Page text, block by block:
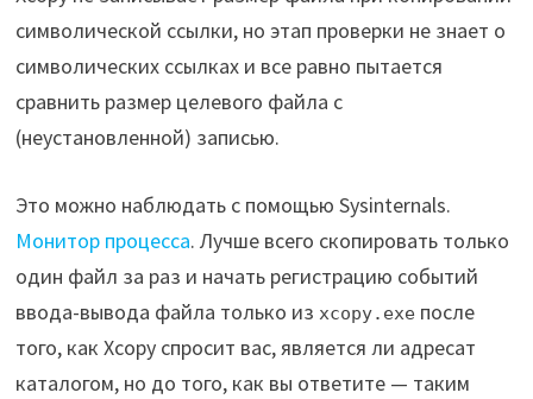
символической ссылки, но этап проверки не знает о
символических ссылках и все равно пытается
сравнить размер целевого файла с
(неустановленной) записью.
Это можно наблюдать с помощью Sysinternals.
Монитор процесса. Лучше всего скопировать только
один файл за раз и начать регистрацию событий
ввода-вывода файла только из xcopy.exeпосле
того, как Xcopy спросит вас, является ли адресат
каталогом, но до того, как вы ответите — таким